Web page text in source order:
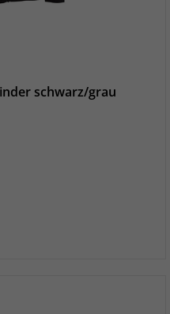
schwarz/grau